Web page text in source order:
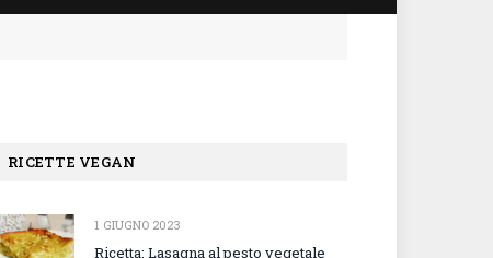
RICETTE VEGAN
1 GIUGNO 2023
Ricetta: Lasagna al pesto vegetale